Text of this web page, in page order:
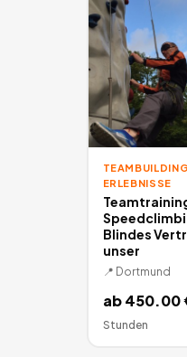
TEAMBUILDING
ERLEBNISSE
Blindes
unser
📍 Dortmund
ab450.00
Stunden